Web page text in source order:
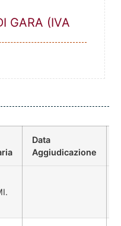
GARA (IVA
Data
Aggiudicazione